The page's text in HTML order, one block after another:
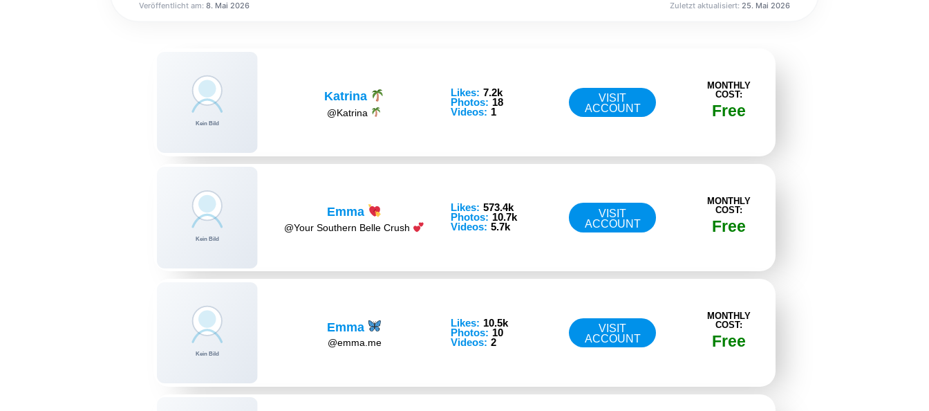
Veröffentlicht am: 8. Mai 2026 Zuletzt aktualisiert: 25. Mai 2026
Katrina
@Katrina
Likes: 7.2k
Photos: 18
Videos: 1
VISIT
ACCOUNT
MONTHLY
COST:
Free
Emma
@Your Southern Belle Crush
Likes: 573.4k
Photos: 10.7k
Videos: 5.7k
VISIT
ACCOUNT
MONTHLY
COST:
Free
Emma
@emma.me
Likes: 10.5k
Photos: 10
Videos: 2
VISIT
ACCOUNT
MONTHLY
COST:
Free